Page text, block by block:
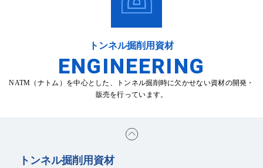
ニュースリリース
お問い合わせ
ENGLISH
トンネル掘削用資材
ENGINEERING
NATM（ナトム）を中心とした、トンネル掘削時に欠かせない資材の開発・
販売を行っています。
トンネル掘削用資材